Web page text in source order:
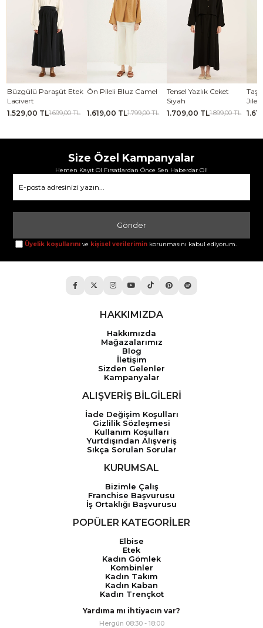
Büzgülü Paraşüt Etek
Lacivert
1.529,00 TL1.699,00 TL
Ön Pileli Bluz Camel
1.619,00 TL1.799,00 TL
Tensel Yazlık Ceket
Siyah
1.709,00 TL1.899,00 TL
Jile
Size Özel Kampanyalar
Hemen Kayıt Ol Fırsatlardan Önce Sen Haberdar Ol!
Gönder
Üyelik koşullarını ve kişisel verilerimin korunmasını kabul ediyorum.
HAKKIMIZDA
Hakkımızda
Mağazalarımız
Blog
İletişim
Sizden Gelenler
Kampanyalar
ALIŞVERİŞ BİLGİLERİ
İade Değişim Koşulları
Gizlilik Sözleşmesi
Kullanım Koşulları
Yurtdışından Alışveriş
Sıkça Sorulan Sorular
KURUMSAL
Bizimle Çalış
Franchise Başvurusu
İş Ortaklığı Başvurusu
POPÜLER KATEGORİLER
Elbise
Etek
Kadın Gömlek
Kombinler
Kadın Takım
Kadın Kaban
Kadın Trençkot
Yardıma mı ihtiyacın var?
Hergün 08:30 - 18:00